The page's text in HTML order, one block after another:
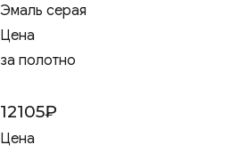
Эмаль серая
Цена
за полотно
12105₽
Цена